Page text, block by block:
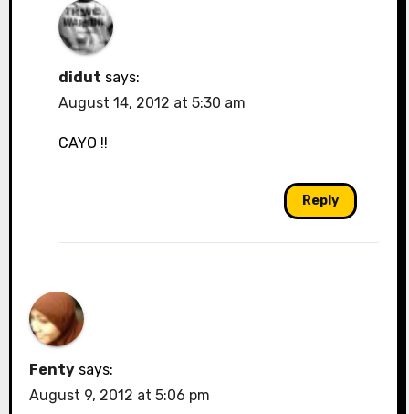
didut says:
August 14, 2012 at 5:30 am
CAYO !!
Reply
Fenty says:
August 9, 2012 at 5:06 pm